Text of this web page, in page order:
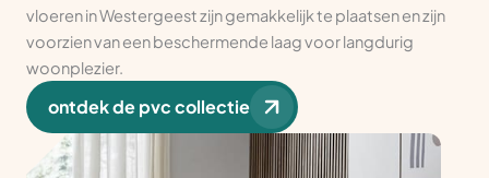
vloeren in Westergeest zijn gemakkelijk te plaatsen en zijn
voorzien van een beschermende laag voor langdurig
woonplezier.
ontdek de pvc collectie